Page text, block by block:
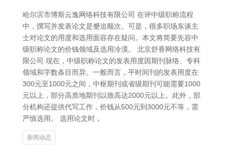
哈尔滨市博斯云逸网络科技有限公司 在评中级职称流程
中，撰写并发表论文是蹙迫顺次。可是，很多职场东谈主
士对论文的用度和选用面容存在疑问。本文将简要先容中
级职称论文的价钱领域及选用冷漠。 北京舒香网络科技有
限公司 现在，中级职称论文的发表用度因期刊脉络、专科
领域和字数条目而异。一般而言，平时间刊的发表用度在
300元至1000元之间，中枢期刊或省级期刊可能需要1000
元以上，部分高质地期刊以致高达2000元以上。此外，部
分机构还提供代写工作，价钱从500元到3000元不等，需
严慎选用。 选用论文时，
新闻动态